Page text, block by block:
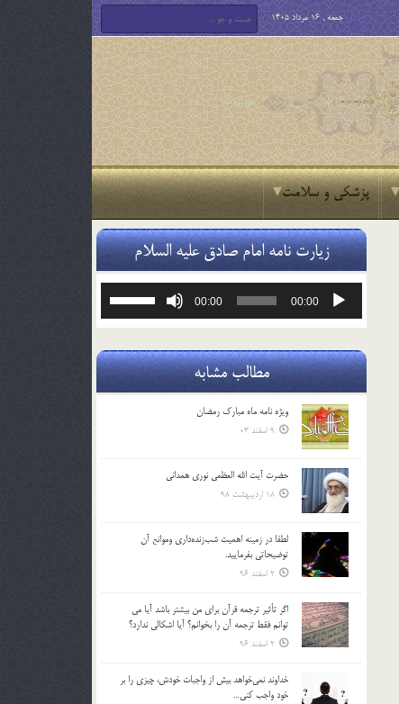
جمعه , 16 مرداد 1405
پزشکی و سلامت
زیارت نامه امام صادق علیه السلام
پخش‌کننده
00:00
00:00
یا
صدا
کلیدهای
مطالب مشابه
ویژه نامه ماه مبارک رمضان
9 اسفند 03
حضرت آیت الله العظمی نوری همدانی
18 اردیبهشت 98
لطفا در زمينه اهميت شب‌زنده‌داري وموانع آن
توضيحاتي بفرماييد.
2 اسفند 96
اگر تأثير ترجمه قرآن براي من بيشتر باشد آيا مي
توانم فقط ترجمه آن را بخوانم؟ آيا اشكالي ندارد؟
2 اسفند 96
خداوند نمي‌خواهد بيش از واجبات خودش، چيزي را بر
خود واجب كني…